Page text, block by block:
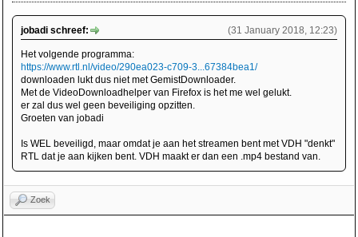
(31 January 2018, 12:23)
jobadi schreef:
Het volgende programma:
https://www.rtl.nl/video/290ea023-c709-3...67384bea1/
downloaden lukt dus niet met GemistDownloader.
Met de VideoDownloadhelper van Firefox is het me wel gelukt.
er zal dus wel geen beveiliging opzitten.
Groeten van jobadi
Is WEL beveiligd, maar omdat je aan het streamen bent met VDH "denkt"
RTL dat je aan kijken bent. VDH maakt er dan een .mp4 bestand van.
Zoek